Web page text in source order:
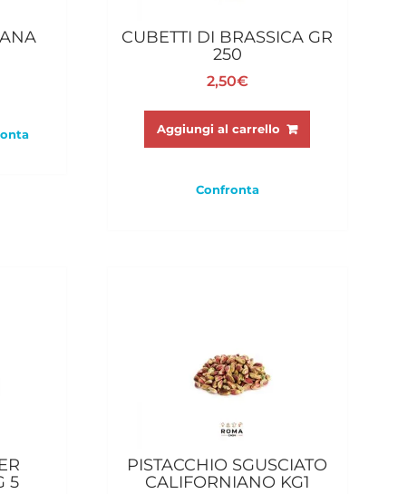
CUBETTI DI BRASSICA GR
250
2,50€
Aggiungi al carrello
Confronta
5
PISTACCHIO SGUSCIATO
CALIFORNIANO KG1